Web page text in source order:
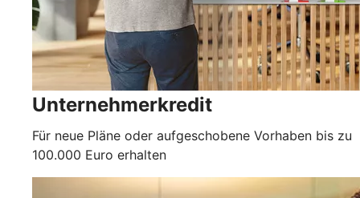
Unternehmerkredit
Für neue Pläne oder aufgeschobene Vorhaben bis zu
100.000 Euro erhalten